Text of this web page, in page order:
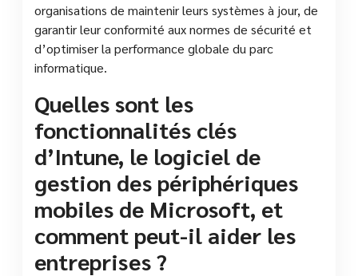
organisations de maintenir leurs systèmes à jour, de
garantir leur conformité aux normes de sécurité et
d’optimiser la performance globale du parc
informatique.
Quelles sont les
fonctionnalités clés
d’Intune, le logiciel de
gestion des périphériques
mobiles de Microsoft, et
comment peut-il aider les
entreprises ?